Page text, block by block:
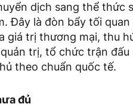
dịch sang thể thức
Đây là đòn bẩy tối
giá trị thương mại, thu
trị, tổ chức trận
theo chuẩn quốc tế.
đủ